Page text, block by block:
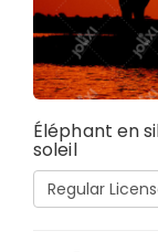
Éléphant en
soleil